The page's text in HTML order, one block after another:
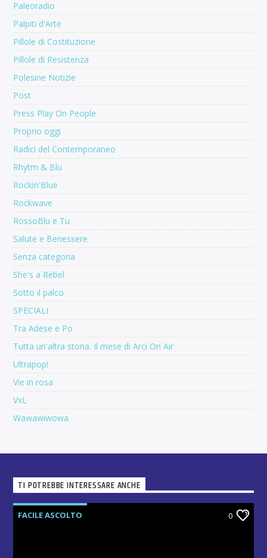
Paleoradio
Palpiti d'Arte
Pillole di Costituzione
Pillole di Resistenza
Polesine Notizie
Post
Press Play On People
Proprio oggi
Radici del Contemporaneo
Rhytm & Blu
Rockin'Blue
Rockwave
RossoBlu e Tu
Salute e Benessere
Senza categoria
She's a Rebel
Sotto il palco
SPECIALI
Tra Adese e Po
Tutta un'altra storia. Il mese di Arci On Air
Ultrapop!
Vie in rosa
VxL
Wawawiwowa
TI POTREBBE INTERESSARE ANCHE
FACILE ASCOLTO 0